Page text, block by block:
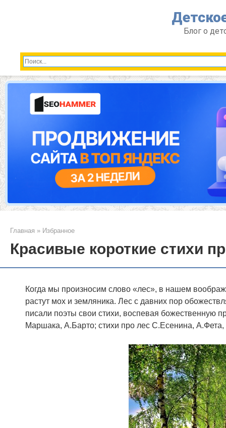
Блог о
Главная » Избранное
Красивые короткие стихи
Когда мы произносим слово «лес», в нашем
растут мох и земляника. Лес с давних пор
писали поэты свои стихи, воспевая божественную
Маршака, А.Барто; стихи про лес С.Есенина,